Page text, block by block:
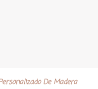
De Madera